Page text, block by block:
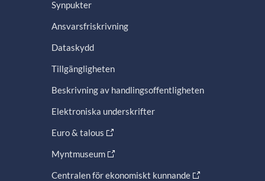
Synpukter
Ansvarsfriskrivning
Dataskydd
Tillgängligheten
Beskrivning av handlingsoffentligheten
Elektroniska underskrifter
Euro & talous
Myntmuseum
Centralen för ekonomiskt kunnande